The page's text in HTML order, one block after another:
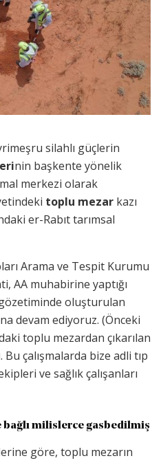
silahlı güçlerin
nin başkente yönelik
merkezi olarak
toplu mezar kazı
er-Rabıt tarımsal
Arama ve Tespit Kurumu
AA muhabirine yaptığı
gözetiminde oluşturulan
devam ediyoruz. (Önceki
toplu mezardan çıkarılan
Bu çalışmalarda bize adli tıp
ve sağlık çalışanları
bağlı milislerce gasbedilmiş
göre, toplu mezarın